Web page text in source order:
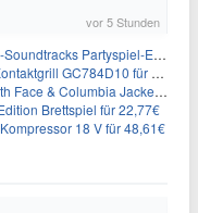
vor 5 Stunden
Partyspiel-Erweiterung für 6,99€
GC784D10 für 239,99€
& Columbia Jacken ab 39,60€
Brettspiel für 22,77€
18 V für 48,61€